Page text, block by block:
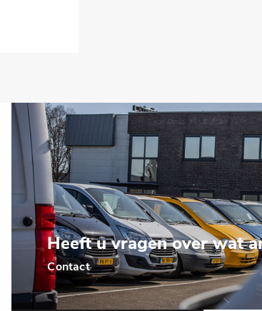
Heeft u vragen over wat
Contact